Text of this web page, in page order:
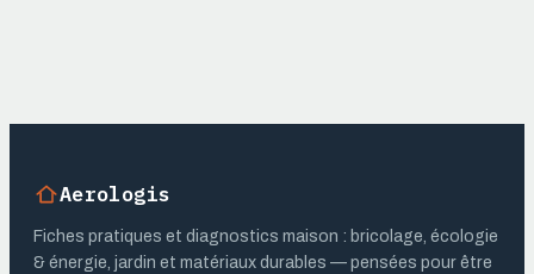
Aerologis
Fiches pratiques et diagnostics maison : bricolage, écologie
& énergie, jardin et matériaux durables — pensées pour être